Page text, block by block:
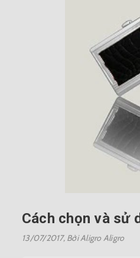
Cách chọn và sử
13/07/2017, Bởi Aligro Aligro